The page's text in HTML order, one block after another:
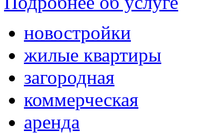
новостройки
жилые квартиры
загородная
коммерческая
аренда